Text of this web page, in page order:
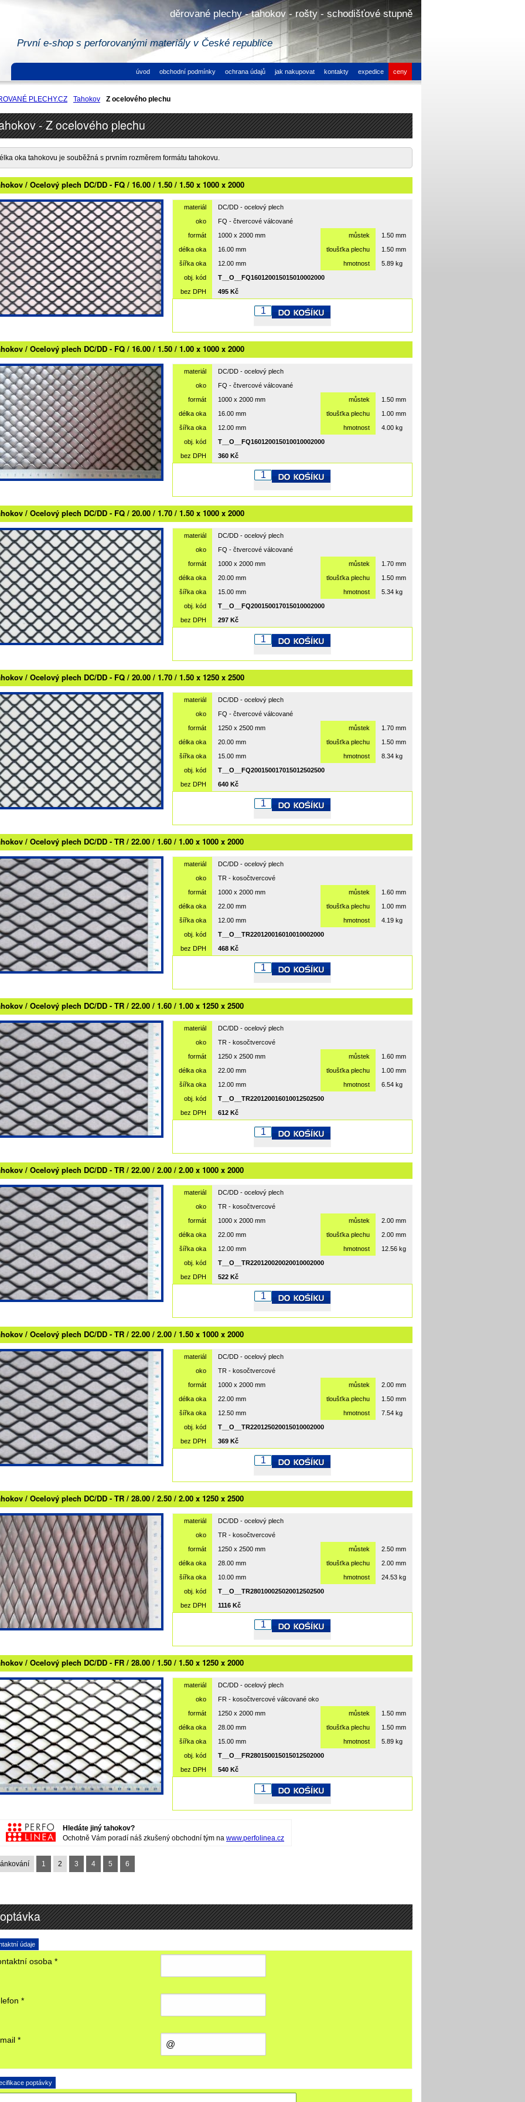
děrované plechy - tahokov - rošty - schodišťové stupně
První e-shop s perforovanými materiály v České republice
ceny
expedice
kontakty
jak nakupovat
ochrana údajů
obchodní podmínky
úvod
PLECHY.CZ Tahokov Z ocelového plechu
- Z ocelového plechu
oka tahokovu je souběžná s prvním rozměrem formátu tahokovu.
/ Ocelový plech DC/DD - FQ / 16.00 / 1.50 / 1.50 x 1000 x 2000
materiál
DC/DD - ocelový plech
oko
FQ - čtvercové válcované
formát
1000 x 2000 mm můstek
1.50 mm
délka oka
16.00 mm tloušťka plechu
1.50 mm
šířka oka
12.00 mm hmotnost
5.89 kg
obj. kód
T__O__FQ160120015015010002000
bez DPH
495 Kč
/ Ocelový plech DC/DD - FQ / 16.00 / 1.50 / 1.00 x 1000 x 2000
materiál
DC/DD - ocelový plech
oko
FQ - čtvercové válcované
formát
1000 x 2000 mm můstek
1.50 mm
délka oka
16.00 mm tloušťka plechu
1.00 mm
šířka oka
12.00 mm hmotnost
4.00 kg
obj. kód
T__O__FQ160120015010010002000
bez DPH
360 Kč
/ Ocelový plech DC/DD - FQ / 20.00 / 1.70 / 1.50 x 1000 x 2000
materiál
DC/DD - ocelový plech
oko
FQ - čtvercové válcované
formát
1000 x 2000 mm můstek
1.70 mm
délka oka
20.00 mm tloušťka plechu
1.50 mm
šířka oka
15.00 mm hmotnost
5.34 kg
obj. kód
T__O__FQ200150017015010002000
bez DPH
297 Kč
/ Ocelový plech DC/DD - FQ / 20.00 / 1.70 / 1.50 x 1250 x 2500
materiál
DC/DD - ocelový plech
oko
FQ - čtvercové válcované
formát
1250 x 2500 mm můstek
1.70 mm
délka oka
20.00 mm tloušťka plechu
1.50 mm
šířka oka
15.00 mm hmotnost
8.34 kg
obj. kód
T__O__FQ200150017015012502500
bez DPH
640 Kč
/ Ocelový plech DC/DD - TR / 22.00 / 1.60 / 1.00 x 1000 x 2000
materiál
DC/DD - ocelový plech
oko
TR - kosočtvercové
formát
1000 x 2000 mm můstek
1.60 mm
délka oka
22.00 mm tloušťka plechu
1.00 mm
šířka oka
12.00 mm hmotnost
4.19 kg
obj. kód
T__O__TR220120016010010002000
bez DPH
468 Kč
/ Ocelový plech DC/DD - TR / 22.00 / 1.60 / 1.00 x 1250 x 2500
materiál
DC/DD - ocelový plech
oko
TR - kosočtvercové
formát
1250 x 2500 mm můstek
1.60 mm
délka oka
22.00 mm tloušťka plechu
1.00 mm
šířka oka
12.00 mm hmotnost
6.54 kg
obj. kód
T__O__TR220120016010012502500
bez DPH
612 Kč
/ Ocelový plech DC/DD - TR / 22.00 / 2.00 / 2.00 x 1000 x 2000
materiál
DC/DD - ocelový plech
oko
TR - kosočtvercové
formát
1000 x 2000 mm můstek
2.00 mm
délka oka
22.00 mm tloušťka plechu
2.00 mm
šířka oka
12.00 mm hmotnost
12.56 kg
obj. kód
T__O__TR220120020020010002000
bez DPH
522 Kč
/ Ocelový plech DC/DD - TR / 22.00 / 2.00 / 1.50 x 1000 x 2000
materiál
DC/DD - ocelový plech
oko
TR - kosočtvercové
formát
1000 x 2000 mm můstek
2.00 mm
délka oka
22.00 mm tloušťka plechu
1.50 mm
šířka oka
12.50 mm hmotnost
7.54 kg
obj. kód
T__O__TR220125020015010002000
bez DPH
369 Kč
/ Ocelový plech DC/DD - TR / 28.00 / 2.50 / 2.00 x 1250 x 2500
materiál
DC/DD - ocelový plech
oko
TR - kosočtvercové
formát
1250 x 2500 mm můstek
2.50 mm
délka oka
28.00 mm tloušťka plechu
2.00 mm
šířka oka
10.00 mm hmotnost
24.53 kg
obj. kód
T__O__TR280100025020012502500
bez DPH
1116 Kč
/ Ocelový plech DC/DD - FR / 28.00 / 1.50 / 1.50 x 1250 x 2000
materiál
DC/DD - ocelový plech
oko
FR - kosočtvercové válcované oko
formát
1250 x 2000 mm můstek
1.50 mm
délka oka
28.00 mm tloušťka plechu
1.50 mm
šířka oka
15.00 mm hmotnost
5.89 kg
obj. kód
T__O__FR280150015015012502000
bez DPH
540 Kč
Hledáte jiný tahokov?
Ochotně Vám poradí náš zkušený obchodní tým na www.perfolinea.cz
1 2 3 4 5 6
údaje
osoba *
*
*
poptávky